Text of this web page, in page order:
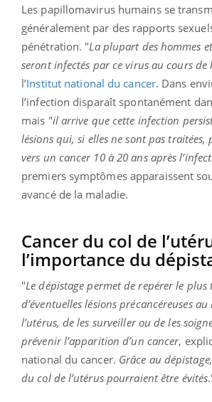
Les papillomavirus humains se
généralement par des rapports
pénétration. "La plupart des hommes
seront infectés par ce virus au cours de
l’Institut national du cancer. Dans
l’infection disparaît spontanément
mais "il arrive que cette infection
lésions qui, si elles ne sont pas traitées,
vers un cancer 10 à 20 ans après
premiers symptômes apparaissent
avancé de la maladie.
Cancer du col de
l’importance du
"Le dépistage permet de repérer le plus
d’éventuelles lésions précancéreuses
l’utérus, de les surveiller ou de les
prévenir l’apparition d’un cancer,
national du cancer. Grâce au
du col de l’utérus pourraient être évités